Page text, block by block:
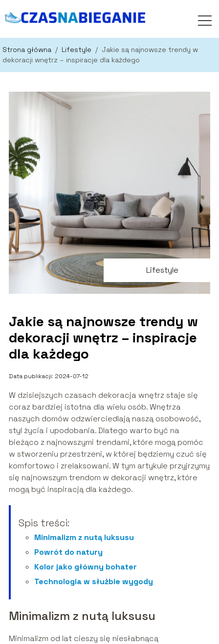
Strona główna / Lifestyle / Jakie są najnowsze trendy w
dekoracji wnętrz – inspiracje dla każdego
Lifestyle
Jakie są najnowsze trendy w
dekoracji wnętrz – inspiracje
dla każdego
Data publikacji: 2024-07-12
W dzisiejszych czasach dekoracja wnętrz staje się
coraz bardziej istotna dla wielu osób. Wnętrza
naszych domów odzwierciedlają naszą osobowość,
styl życia i upodobania. Dlatego warto być na
bieżąco z najnowszymi trendami, które mogą pomóc
w stworzeniu przestrzeni, w której będziemy czuć się
komfortowo i zrelaksowani. W tym artykule przyjrzymy
się najnowszym trendom w dekoracji wnętrz, które
mogą być inspiracją dla każdego.
Spis treści:
Minimalizm z nutą luksusu
Powrót do natury
Kolor jako główny bohater
Technologia w służbie wygody
Minimalizm z nutą luksusu
Minimalizm od lat cieszy się niesłabnącą